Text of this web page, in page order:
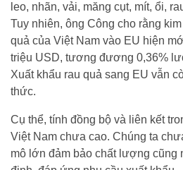
leo, nhãn, vải, măng cụt, mít, ổi,
Tuy nhiên, ông Công cho rằng
quả của Việt Nam vào EU hiện
triệu USD, tương đương 0,36%
Xuất khẩu rau quả sang EU vẫn
thức.
Cụ thể, tính đồng bộ và liên kết
Việt Nam chưa cao. Chúng ta
mô lớn đảm bảo chất lượng cũng